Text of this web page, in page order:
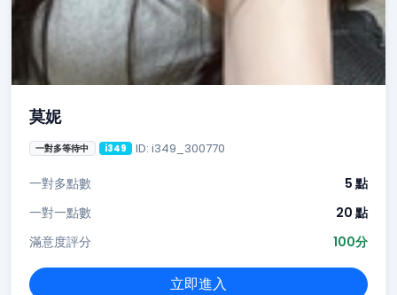
莫妮
一對多等待中 i349 ID: i349_300770
一對多點數
5 點
一對一點數
20 點
滿意度評分
100分
立即進入